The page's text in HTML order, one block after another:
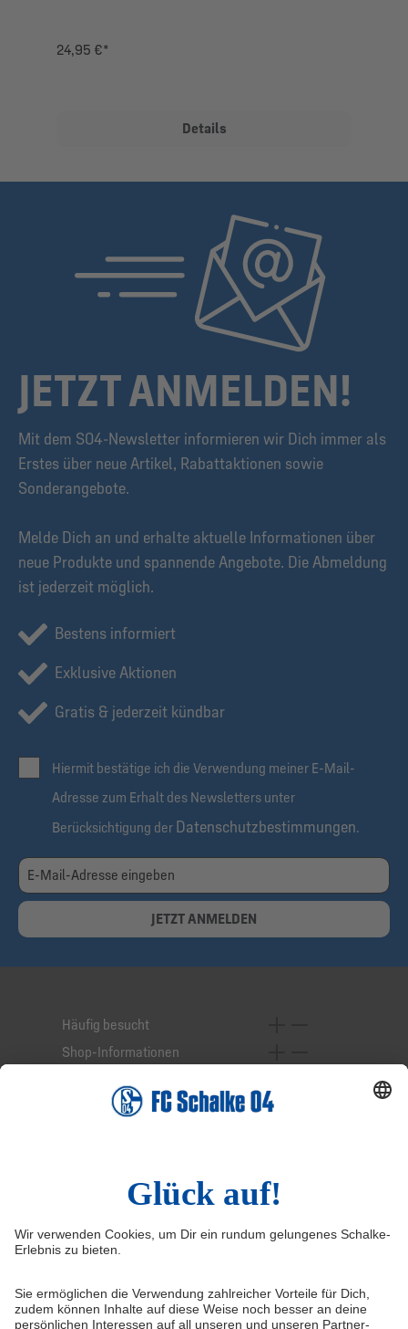
24,95 €*
Details
JETZT ANMELDEN!
Mit dem S04-Newsletter informieren wir Dich immer als
Erstes über neue Artikel, Rabattaktionen sowie
Sonderangebote.
Melde Dich an und erhalte aktuelle Informationen über
neue Produkte und spannende Angebote. Die Abmeldung
ist jederzeit möglich.
Bestens informiert
Exklusive Aktionen
Gratis & jederzeit kündbar
Hiermit bestätige ich die Verwendung meiner E-Mail-
Adresse zum Erhalt des Newsletters unter
Berücksichtigung der Datenschutzbestimmungen.
JETZT ANMELDEN
Häufig besucht
Shop-Informationen
Service-Hotline
Widerruf Vertrag widerrufen
AGB
Cookie-Einstellungen
Datenschutzerklärung Impressum